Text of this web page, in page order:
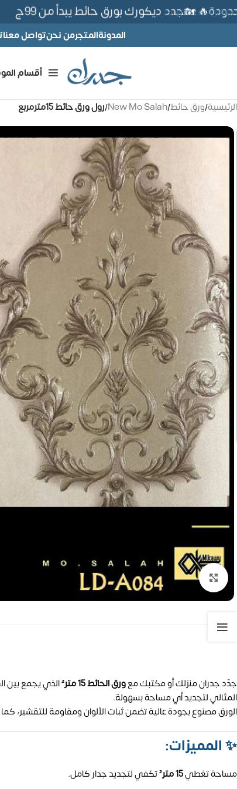
Skip to navigation
Skip to main content
🏡جدد ديكورك بورق حائط يبدأ من 99ج
المدونةالمتجرمن نحنتواصل معنا
أقسام
الرئيسية/ورق حائط/
New Mo Salah
/رول ورق حائط 15مترمربع
تكبير الصورة
جدّد جدران منزلك أو مكتبك معورق الحائط 15 متر²
الذي يجمع بين
المثالي لتجديد أي مساحة بسهولة.
الورق مصنوع بجودة عالية تضمن ثبات الألوان ومقاومة للتقشير، كما
✨المميزات:
مساحة تغطي15 متر² تكفي لتجديد جدار كامل.